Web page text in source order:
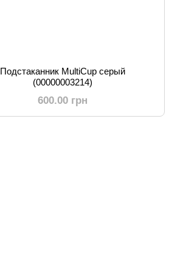
Подстаканник MultiCup серый
(00000003214)
600.00 грн